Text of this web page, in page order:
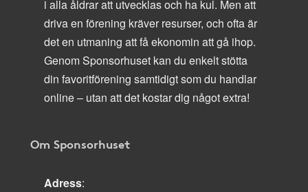
i alla åldrar att utvecklas och ha kul. Men att
driva en förening kräver resurser, och ofta är
det en utmaning att få ekonomin att gå ihop.
Genom Sponsorhuset kan du enkelt stötta
din favoritförening samtidigt som du handlar
online – utan att det kostar dig något extra!
Om Sponsorhuset
Adress: